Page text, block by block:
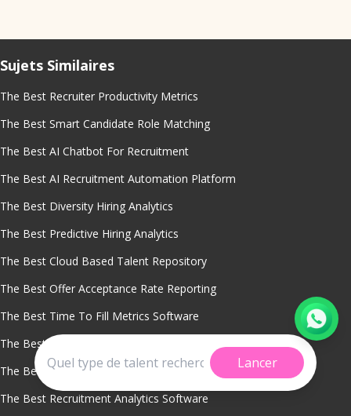
Lancer
Sujets Similaires
The Best Recruiter Productivity Metrics
The Best Smart Candidate Role Matching
The Best AI Chatbot For Recruitment
The Best AI Recruitment Automation Platform
The Best Diversity Hiring Analytics
The Best Predictive Hiring Analytics
The Best Cloud Based Talent Repository
The Best Offer Acceptance Rate Reporting
The Best Time To Fill Metrics Software
The Best Sourcing Channel Performance Tracking
The Best Recruitment Analytics
The Best Recruitment Analytics Software